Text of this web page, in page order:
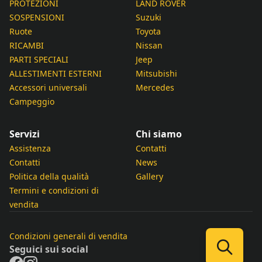
PROTEZIONI
SOSPENSIONI
Ruote
RICAMBI
PARTI SPECIALI
ALLESTIMENTI ESTERNI
Accessori universali
Campeggio
LAND ROVER
Suzuki
Toyota
Nissan
Jeep
Mitsubishi
Mercedes
Servizi
Assistenza
Contatti
Politica della qualità
Termini e condizioni di
vendita
Chi siamo
Contatti
News
Gallery
Condizioni generali di vendita
Seguici sui social